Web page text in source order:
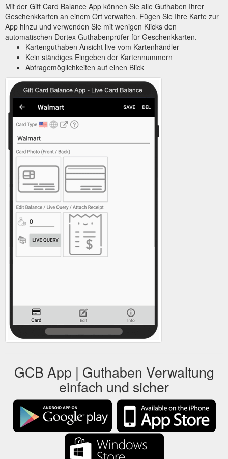
Mit der Gift Card Balance App können Sie alle Guthaben Ihrer
Geschenkkarten an einem Ort verwalten. Fügen Sie Ihre Karte zur
App hinzu und verwenden Sie mit wenigen Klicks den
automatischen Dortex Guthabenprüfer für Geschenkkarten.
Kartenguthaben Ansicht live vom Kartenhändler
Kein ständiges Eingeben der Kartennummern
Abfragemöglichkeiten auf einen Blick
GCB App | Guthaben Verwaltung
einfach und sicher